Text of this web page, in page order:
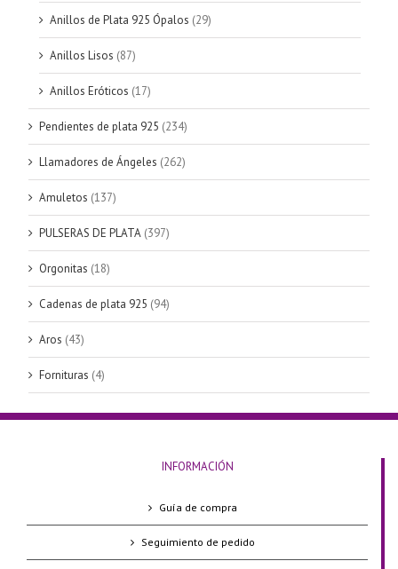
Anillos de Plata 925 Ópalos (29)
Anillos Lisos (87)
Anillos Eróticos (17)
Pendientes de plata 925 (234)
Llamadores de Ángeles (262)
Amuletos (137)
PULSERAS DE PLATA (397)
Orgonitas (18)
Cadenas de plata 925 (94)
Aros (43)
Fornituras (4)
INFORMACIÓN
Guía de compra
Seguimiento de pedido